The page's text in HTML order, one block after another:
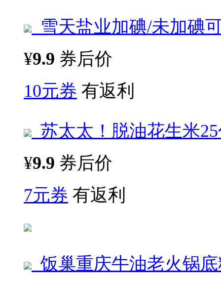
雪天盐业加碘/未加碘
¥9.9 券后价
10元券 有返利
苏太太！脱油花生米
¥9.9 券后价
7元券 有返利
饭巢重庆牛油老火锅底